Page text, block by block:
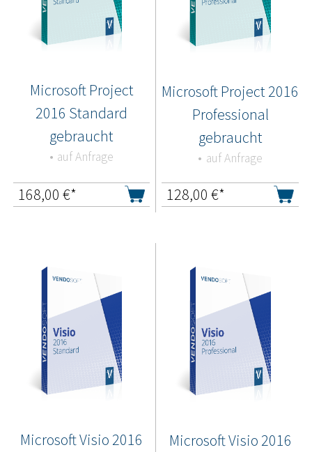
Microsoft Project
2016 Standard
gebraucht
auf Anfrage
168,00 €*
Microsoft Project 2016
Professional
gebraucht
auf Anfrage
128,00 €*
Microsoft Visio 2016
Microsoft Visio 2016